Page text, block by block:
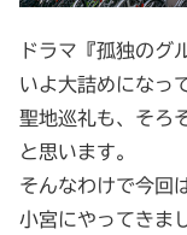
ドラマ『孤独の
いよ大詰めになっ
聖地巡礼も、そろ
と思います。
そんなわけで今回
小宮にやってきま